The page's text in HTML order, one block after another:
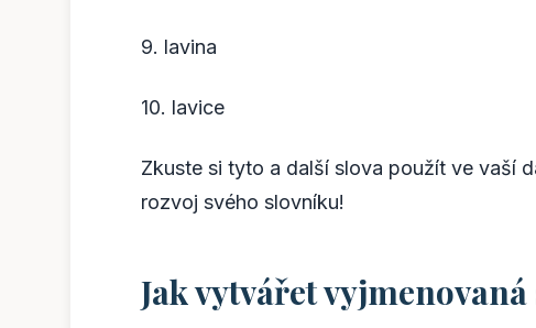
9. lavina
10. lavice
Zkuste si tyto a další slova použít ve vaší
rozvoj svého slovníku!
Jak vytvářet vyjmenovaná